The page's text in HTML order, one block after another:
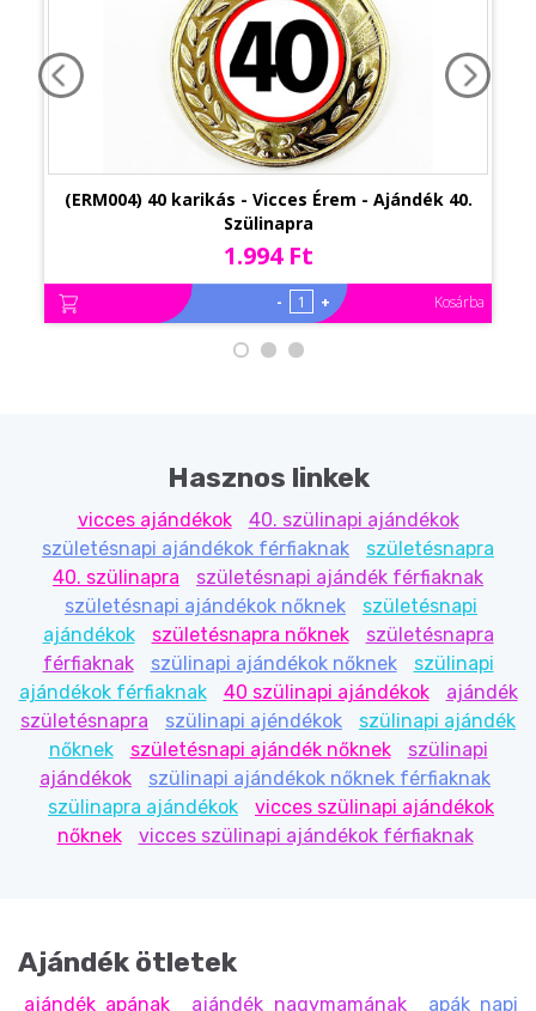
(ERM004) 40 karikás - Vicces Érem - Ajándék 40.
Szülinapra
1.994 Ft
- + Kosárba
Hasznos linkek
vicces ajándékok
40. szülinapi ajándékok
születésnapi ajándékok férfiaknak
születésnapra
40. szülinapra
születésnapi ajándék férfiaknak
születésnapi ajándékok nőknek
születésnapi
ajándékok
születésnapra nőknek
születésnapra
férfiaknak
szülinapi ajándékok nőknek
szülinapi
ajándékok férfiaknak
40 szülinapi ajándékok
ajándék
születésnapra
szülinapi ajéndékok
szülinapi ajándék
nőknek
születésnapi ajándék nőknek
szülinapi
ajándékok
szülinapi ajándékok nőknek férfiaknak
szülinapra ajándékok
vicces szülinapi ajándékok
nőknek
vicces szülinapi ajándékok férfiaknak
Ajándék ötletek
ajándék apának ajándék nagymamának
apák napi